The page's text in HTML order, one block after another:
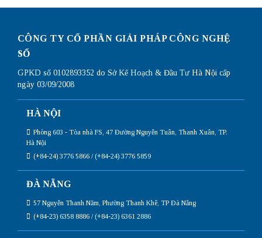
CÔNG TY CỔ PHẦN GIẢI PHÁP CÔNG NGHỆ
SỐ
GPKD số 0102893352 do Sở Kế Hoạch & Đầu Tư Hà Nội cấp
ngày 03/09/2008
HÀ NỘI
Phòng 603 - Tòa nhà FS, 47 Đường Nguyễn Tuân, Thanh Xuân, TP.
Hà Nội
(+84-24) 3776 5866 / (+84-24) 3776 5859
ĐÀ NẴNG
57 Nguyễn Thanh Năm, Phường Thanh Khê, TP Đà Nẵng
(+84-23) 6358 8886 / (+84-23) 6361 2886